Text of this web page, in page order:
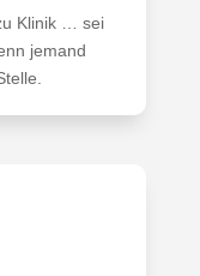
Klinik … sei
jemand